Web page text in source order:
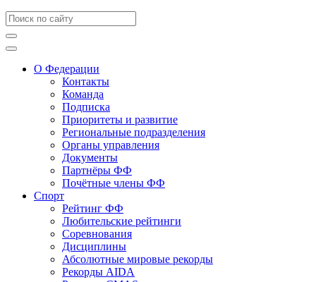
О Федерации
Контакты
Команда
Подписка
Приоритеты и развитие
Региональные подразделения
Органы управления
Документы
Партнёры ФФ
Почётные члены ФФ
Спорт
Рейтинг ФФ
Любительские рейтинги
Соревнования
Дисциплины
Абсолютные мировые рекорды
Рекорды AIDA